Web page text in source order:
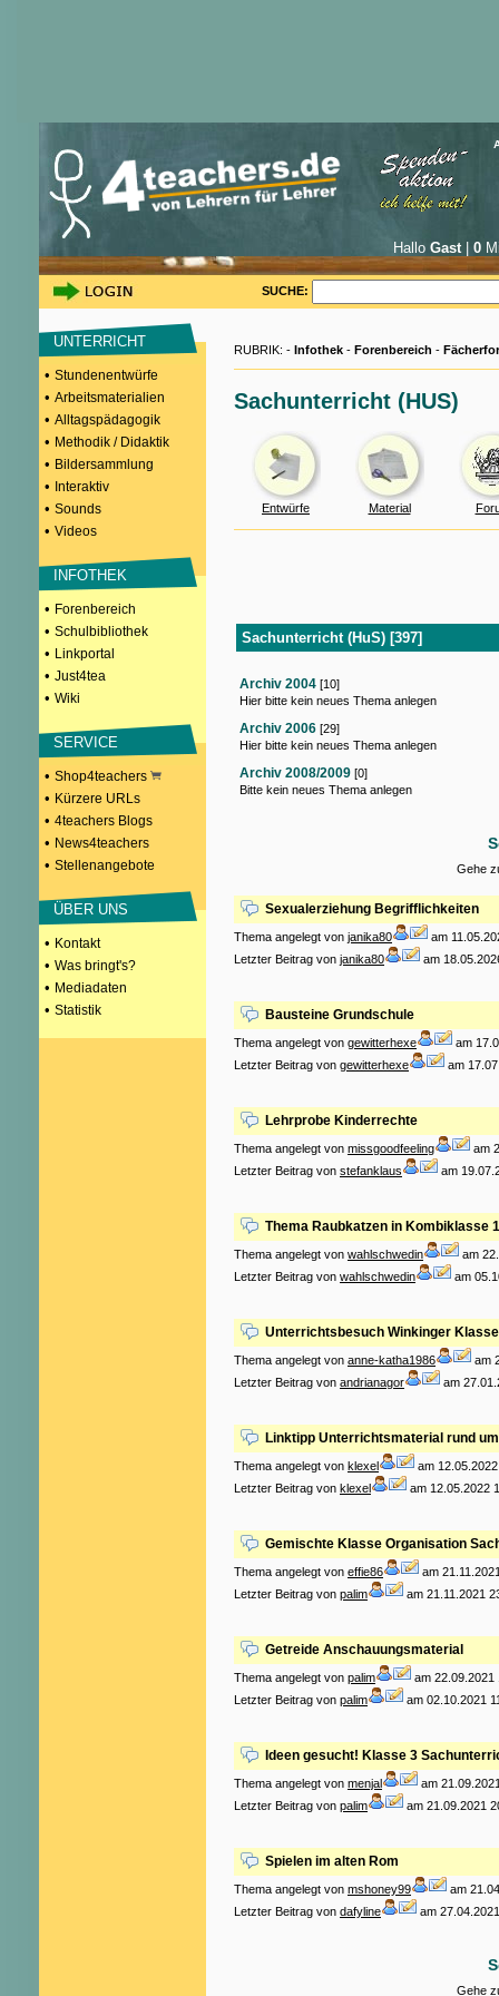
Hallo Gast| 0
SUCHE:
UNTERRICHT
• Stundenentwürfe
• Arbeitsmaterialien
• Alltagspädagogik
• Methodik / Didaktik
• Bildersammlung
• Interaktiv
• Sounds
• Videos
INFOTHEK
• Forenbereich
• Schulbibliothek
• Linkportal
• Just4tea
• Wiki
SERVICE
• Shop4teachers
• Kürzere URLs
• 4teachers Blogs
• News4teachers
• Stellenangebote
ÜBER UNS
• Kontakt
• Was bringt's?
• Mediadaten
• Statistik
RUBRIK: - Infothek - Forenbereich -
Sachunterricht (HUS)
Entwürfe Material
Sachunterricht (HuS) [397]
Archiv 2004 [10]
Hier bitte kein neues Thema anlegen
Archiv 2006 [29]
Hier bitte kein neues Thema anlegen
Archiv 2008/2009 [0]
Bitte kein neues Thema anlegen
Gehe
Sexualerziehung Begrifflichkeiten
Thema angelegt von janika80
am
Letzter Beitrag von janika80 am
Bausteine Grundschule
Thema angelegt von gewitterhexe
am
Letzter Beitrag von gewitterhexe am
Lehrprobe Kinderrechte
Thema angelegt von missgoodfeeling
am
Letzter Beitrag von stefanklaus am
Thema Raubkatzen in Kombiklasse
Thema angelegt von wahlschwedin
am
Letzter Beitrag von wahlschwedin am
Unterrichtsbesuch Winkinger
Thema angelegt von anne-katha1986
am
Letzter Beitrag von andrianagor am
Linktipp Unterrichtsmaterial rund
Thema angelegt von klexel
am
Letzter Beitrag von klexel am 12.05.2022
Gemischte Klasse Organisation
Thema angelegt von effie86
am
Letzter Beitrag von palim am 21.11.2021
Getreide Anschauungsmaterial
Thema angelegt von palim
am 22.09.2021
Letzter Beitrag von palim am 02.10.2021
Ideen gesucht! Klasse 3
Thema angelegt von menjal
am
Letzter Beitrag von palim am 21.09.2021
Spielen im alten Rom
Thema angelegt von mshoney99
am
Letzter Beitrag von dafyline am
Gehe